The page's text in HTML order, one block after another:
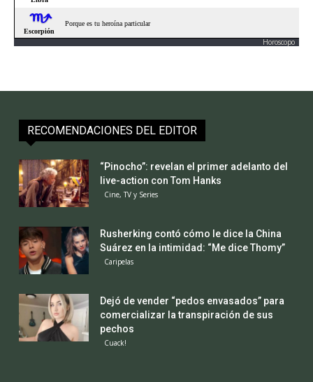
Horoscopo
RECOMENDACIONES DEL EDITOR
“Pinocho”: revelan el primer adelanto del
live-action con Tom Hanks
Cine, TV y Series
Rusherking contó cómo le dice la China
Suárez en la intimidad: “Me dice Thomy”
Caripelas
Dejó de vender “pedos envasados” para
comercializar la transpiración de sus
pechos
Cuack!